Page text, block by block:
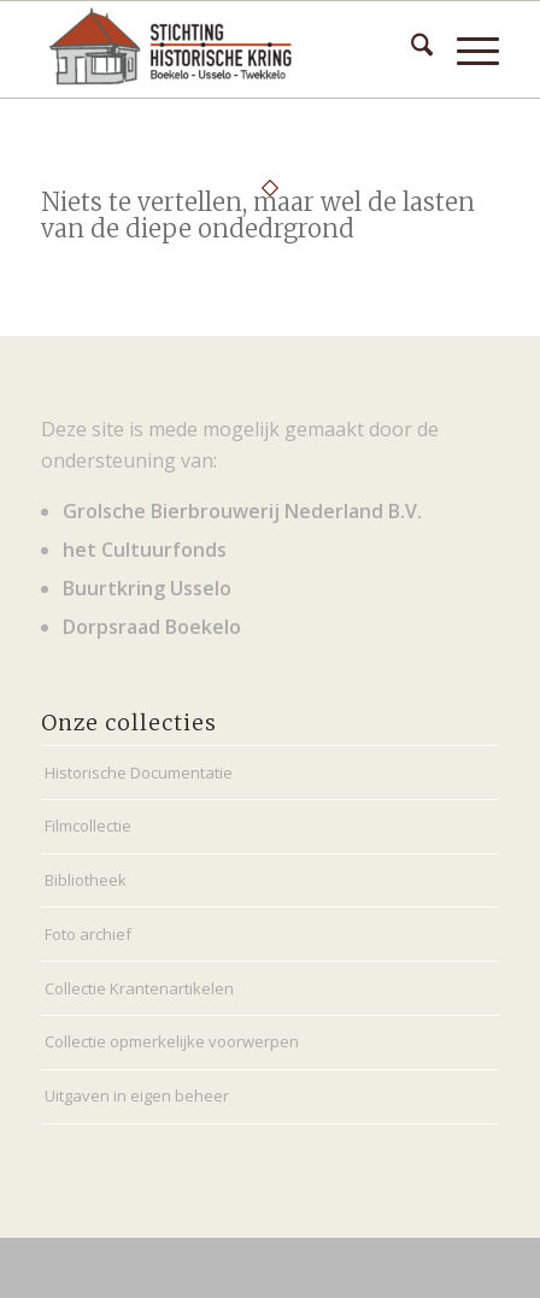
Niets te vertellen, maar wel de lasten
van de diepe ondedrgrond
Deze site is mede mogelijk gemaakt door de
ondersteuning van:
Grolsche Bierbrouwerij Nederland B.V.
het Cultuurfonds
Buurtkring Usselo
Dorpsraad Boekelo
Onze collecties
Historische Documentatie
Filmcollectie
Bibliotheek
Foto archief
Collectie Krantenartikelen
Collectie opmerkelijke voorwerpen
Uitgaven in eigen beheer